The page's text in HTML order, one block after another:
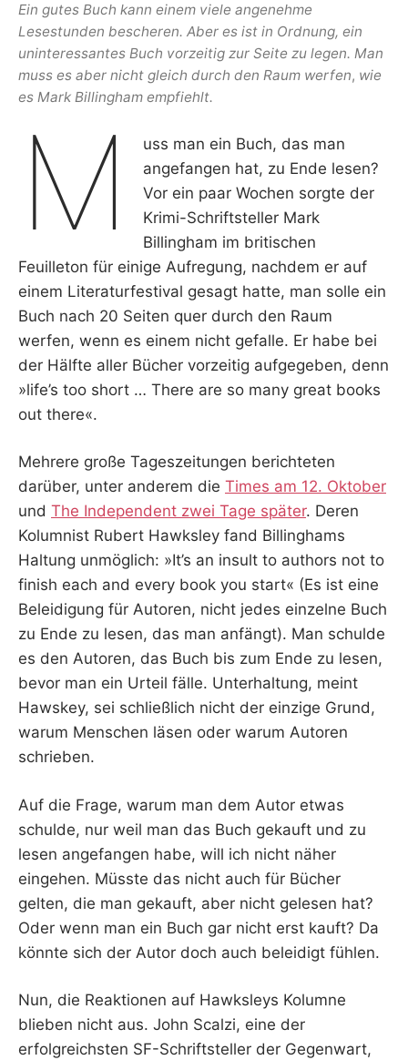
Ein gutes Buch kann einem viele angenehme
Lesestunden bescheren. Aber es ist in Ordnung, ein
uninteressantes Buch vorzeitig zur Seite zu legen. Man
muss es aber nicht gleich durch den Raum werfen, wie
es Mark Billingham empfiehlt.
M
uss man ein Buch, das man
angefangen hat, zu Ende lesen?
Vor ein paar Wochen sorgte der
Krimi-Schriftsteller Mark
Billingham im britischen
Feuilleton für einige Aufregung, nachdem er auf
einem Literaturfestival gesagt hatte, man solle ein
Buch nach 20 Seiten quer durch den Raum
werfen, wenn es einem nicht gefalle. Er habe bei
der Hälfte aller Bücher vorzeitig aufgegeben, denn
»life’s too short … There are so many great books
out there«.
Mehrere große Tageszeitungen berichteten
darüber, unter anderem die Times am 12. Oktober
und The Independent zwei Tage später. Deren
Kolumnist Rubert Hawksley fand Billinghams
Haltung unmöglich: »It’s an insult to authors not to
finish each and every book you start« (Es ist eine
Beleidigung für Autoren, nicht jedes einzelne Buch
zu Ende zu lesen, das man anfängt). Man schulde
es den Autoren, das Buch bis zum Ende zu lesen,
bevor man ein Urteil fälle. Unterhaltung, meint
Hawskey, sei schließlich nicht der einzige Grund,
warum Menschen läsen oder warum Autoren
schrieben.
Auf die Frage, warum man dem Autor etwas
schulde, nur weil man das Buch gekauft und zu
lesen angefangen habe, will ich nicht näher
eingehen. Müsste das nicht auch für Bücher
gelten, die man gekauft, aber nicht gelesen hat?
Oder wenn man ein Buch gar nicht erst kauft? Da
könnte sich der Autor doch auch beleidigt fühlen.
Nun, die Reaktionen auf Hawksleys Kolumne
blieben nicht aus. John Scalzi, eine der
erfolgreichsten SF-Schriftsteller der Gegenwart,